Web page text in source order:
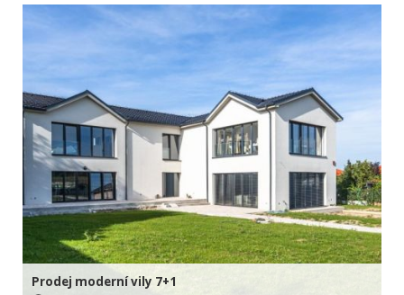
Prodej moderní vily 7+1